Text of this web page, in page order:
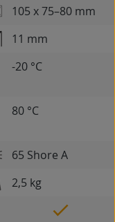
105 x 75–80 mm
11 mm
-20 °C
80 °C
65 Shore A
2,5 kg